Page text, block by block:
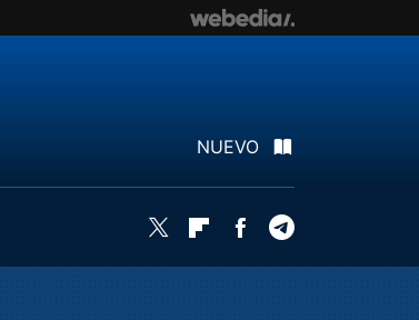
NUEVO
Twitter FlipboardFacebook